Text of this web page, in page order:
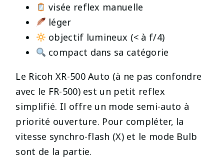
visée reflex manuelle
léger
objectif lumineux (< à f/4)
compact dans sa catégorie
Le Ricoh XR-500 Auto (à ne pas confondre
avec le FR-500) est un petit reflex
simplifié. Il offre un mode semi-auto à
priorité ouverture. Pour compléter, la
vitesse synchro-flash (X) et le mode Bulb
sont de la partie.